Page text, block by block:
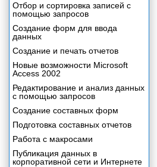
Отбор и сортировка записей с
помощью запросов
Создание форм для ввода
данных
Создание и печать отчетов
Новые возможности Microsoft
Access 2002
Редактирование и анализ данных
с помощью запросов
Создание составных форм
Подготовка составных отчетов
Работа с макросами
Публикация данных в
корпоративной сети и Интернете